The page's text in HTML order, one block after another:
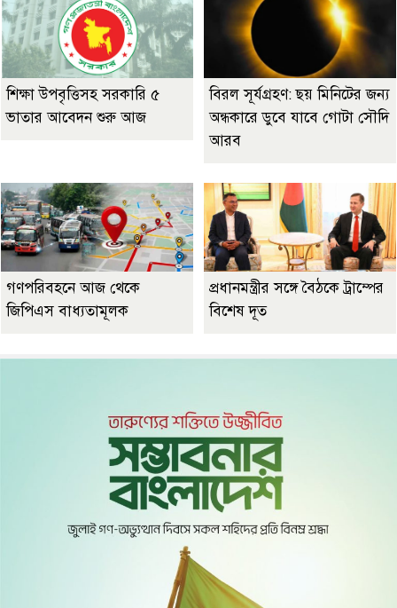
শিক্ষা উপবৃত্তিসহ সরকারি ৫
ভাতার আবেদন শুরু আজ
বিরল সূর্যগ্রহণ: ছয় মিনিটের জন্য
অন্ধকারে ডুবে যাবে গোটা সৌদি
আরব
গণপরিবহনে আজ থেকে
জিপিএস বাধ্যতামূলক
প্রধানমন্ত্রীর সঙ্গে বৈঠকে ট্রাম্পের
বিশেষ দূত